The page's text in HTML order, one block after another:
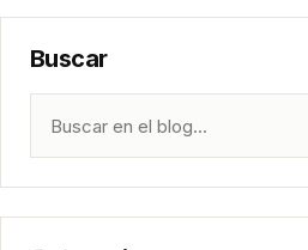
Buscar